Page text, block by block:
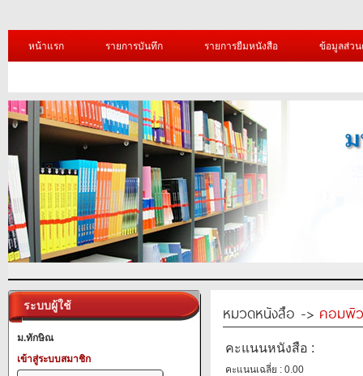
หน้าแรก รายการบันทึก รายการยืมหนังสือ ข้อมูลส่ว
ระบบผู้ใช้
ม.ทักษิณ
เข้าสู่ระบบสมาชิก
หมวดหนังสือ -> คอมพิ
คะแนนหนังสือ :
คะแนนเฉลี่ย : 0.00